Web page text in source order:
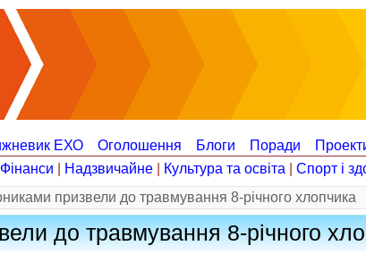
ЕХО Оголошення Блоги Поради
Фінанси Надзвичайне Культура та освіта Спорт і
призвели до травмування 8-річного хлопчика
до травмування 8-річного